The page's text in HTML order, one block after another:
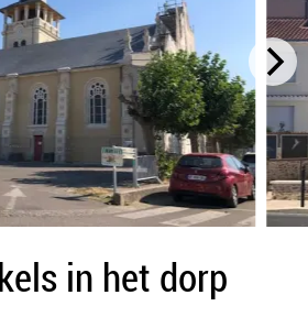
in het dorp